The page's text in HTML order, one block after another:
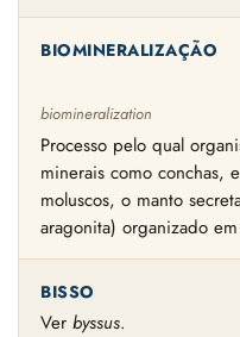
BIOMINERALIZAÇÃO
biomineralization
Processo pelo qual
minerais como conchas,
moluscos, o manto
aragonita) organizado
BISSO
Ver byssus.